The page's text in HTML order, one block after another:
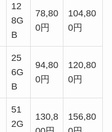
12
8G
B
78,80
0円
104,80
0円
25
6G
B
94,80
0円
120,80
0円
51
2G
130,8
156,80